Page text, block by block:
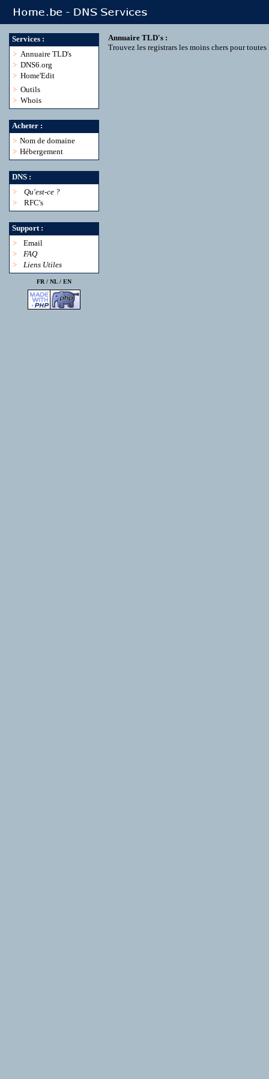
Services :
> Annuaire TLD's
> DNS6.org
> Home'Edit
> Outils
> Whois
Acheter :
> Nom de domaine
> Hébergement
DNS :
>
Qu'est-ce ?
>
RFC's
Support :
>
Email
>
FAQ
>
Liens Utiles
FR / NL/ EN
Annuaire TLD's :
Trouvez les registrars les moins chers pour